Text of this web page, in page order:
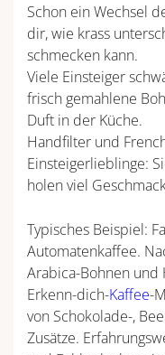
Schon ein Wechsel
dir, wie krass
schmecken kann.
Viele Einsteiger
frisch gemahlene
Duft in der Küche.
Handfilter und
Einsteigerlieblinge:
holen viel
Typisches Beispiel:
Automatenkaffee.
Arabica-Bohnen und
Erkenn-dich-Kaffee-
von Schokolade-,
Zusätze.